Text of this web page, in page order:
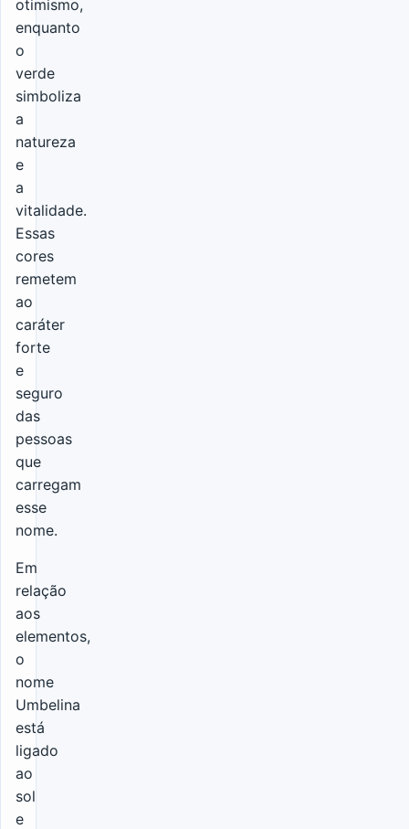
otimismo,
enquanto
o
verde
simboliza
a
natureza
e
a
vitalidade.
Essas
cores
remetem
ao
caráter
forte
e
seguro
das
pessoas
que
carregam
esse
nome.
Em
relação
aos
elementos,
o
nome
Umbelina
está
ligado
ao
sol
e